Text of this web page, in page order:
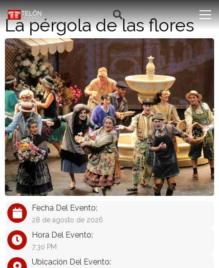
La pérgola de las flores
Fecha Del Evento:
28 de agosto de 2026
Hora Del Evento:
7:30 PM
Ubicación Del Evento: